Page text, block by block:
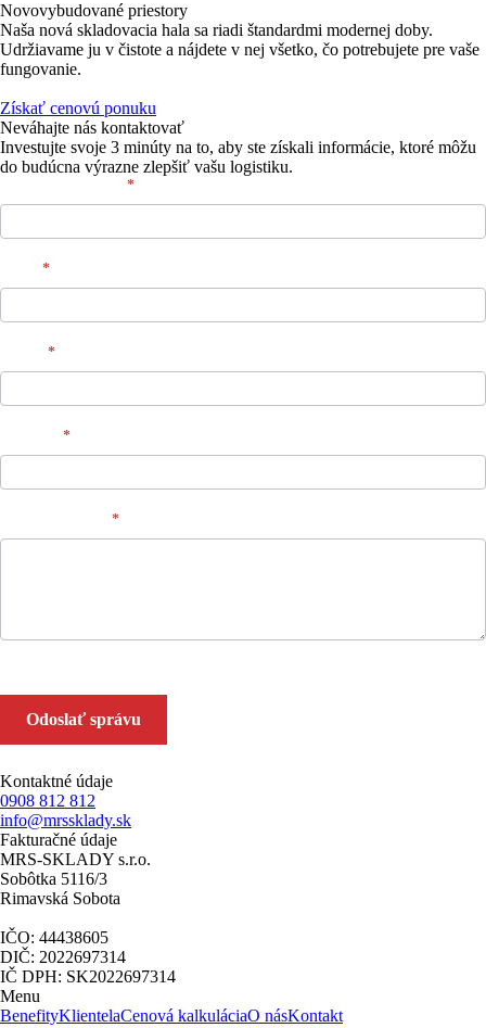
Novovybudované priestory
Naša nová skladovacia hala sa riadi štandardmi modernej doby.
Udržiavame ju v čistote a nájdete v nej všetko, čo potrebujete pre vaše
fungovanie.
Získať cenovú ponuku
Neváhajte nás kontaktovať
Investujte svoje 3 minúty na to, aby ste získali informácie, ktoré môžu
do budúcna výrazne zlepšiť vašu logistiku.
*
*
*
*
*
you
human,
this
blank.
Odoslať správu
Kontaktné údaje
0908 812 812
info@mrssklady.sk
Fakturačné údaje
MRS-SKLADY s.r.o.
Sobôtka 5116/3
Rimavská Sobota
IČO: 44438605
DIČ: 2022697314
IČ DPH: SK2022697314
Menu
BenefityKlientelaCenová kalkuláciaO násKontakt